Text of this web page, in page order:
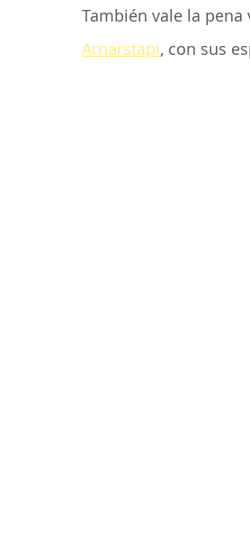
También vale la
Arnarstapi, con sus